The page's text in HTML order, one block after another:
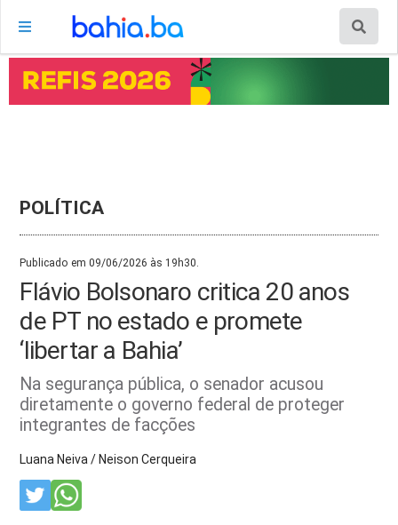
POLÍTICA
Publicado em 09/06/2026 às 19h30.
Flávio Bolsonaro critica 20 anos
de PT no estado e promete
‘libertar a Bahia’
Na segurança pública, o senador acusou
diretamente o governo federal de proteger
integrantes de facções
Luana Neiva / Neison Cerqueira